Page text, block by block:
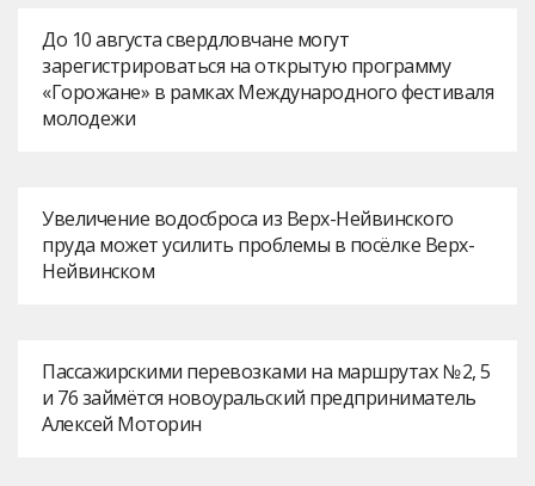
До 10 августа свердловчане могут
зарегистрироваться на открытую программу
«Горожане» в рамках Международного фестиваля
молодежи
Увеличение водосброса из Верх-Нейвинского
пруда может усилить проблемы в посёлке Верх-
Нейвинском
Пассажирскими перевозками на маршрутах № 2, 5
и 76 займётся новоуральский предприниматель
Алексей Моторин